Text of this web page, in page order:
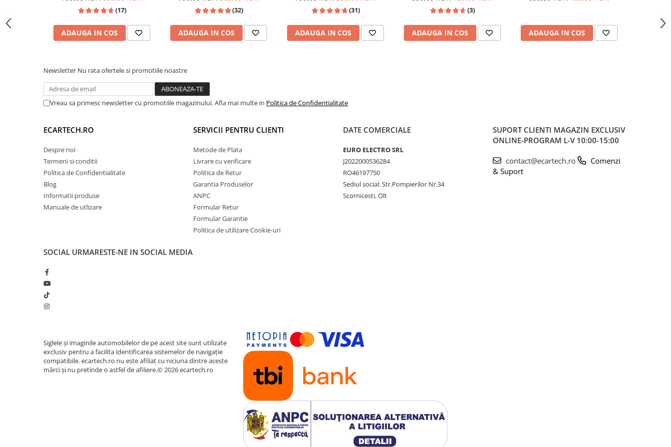
Lumini Ambientale
Testere auto
Pompe transfer
Intretinere auto
Aspirator
Echipamente service auto
Huse volan
Chei si truse chei
Masini de polisat
Prelungitoare
Aeroterme
Dezumidificatoare
Boxe & Subwoofer Auto
Difuzore Auto
Casti Wireless
Spate Full Aluminiu + Ventilator (Cooling Fan):Unitatea integrează
hardware un ventilator de răcire activ. Acesta menține temperatura
optimă a procesorului Octa-Core chiar și în zilele toride de vară sau în
timpul utilizării intense (ex: rulare simultană Waze + YouTube split-
💾Memorie:8GB RAM / 128GB Stocare Internă (ROM)
📡Conectivitate: 4G LTE (Slot Cartelă SIM) + Wi-Fi 5G (Dual Band)
🎵 Sunet Audiophil - DSP & Ieșire Optică
10.1 Inch(17)
ADAUGA IN COS
Polo, Tiguan, Touran
(32)
ADAUGA IN COS
dedicata Golf 5, Golf 6, Jetta,
Passat B6, CC, B7, Polo, Tiguan,
Touran, Skoda, Seat
(31)
ADAUGA IN COS
FHD 10.1 Inch
(3)
ADAUGA IN COS
HD
ADAUGA IN COS
Jetta,
Newsletter Nu rata ofertele si promotiile noastre
Vreau sa primesc newsletter cu promotiile magazinului. Afla mai multe in Politica de Confidentialitate
ECARTECH.RO
Despre noi
Termeni si conditii
Politica de Confidentialitate
Blog
Informatii produse
Manuale de utlizare
SERVICII PENTRU CLIENTI
Metode de Plata
Livrare cu verificare
Politica de Retur
Garantia Produselor
ANPC
Formular Retur
Formular Garantie
Politica de utilizare Cookie-uri
DATE COMERCIALE
EURO ELECTRO SRL
J2022000536284
RO46197750
Sediul social: Str.Pompierilor Nr.34
Scornicesti, Olt
SUPORT CLIENTI MAGAZIN EXCLUSIV
ONLINE-PROGRAM L-V 10:00-15:00
contact@ecartech.ro
Comenzi
& Suport
SOCIAL URMARESTE-NE IN SOCIAL MEDIA
Siglele și imaginile automobilelor de pe acest site sunt utilizate
exclusiv pentru a facilita identificarea sistemelor de navigație
compatibile. ecartech.ro nu este afiliat cu niciuna dintre aceste
mărci și nu pretinde o astfel de afiliere.© 2026 ecartech.ro